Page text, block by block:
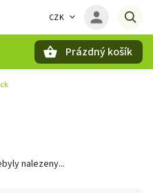
CZK
Prázdný košík
nalezeny...